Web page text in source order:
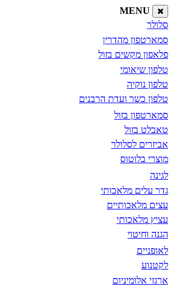
MENU
סלולר
סמארטפון מהדרין
פלאפון מקשים בזול
טלפון שיאומי
טלפון נוקיה
טלפון כשר ועדת הרבנים
סמארטפון בזול
טאבלט בזול
אביזרים לסלולר
מוצרי בלוטוס
לגינה
גדר עלים מלאכותי
עצים מלאכותיים
עציץ מלאכותי
הגנה וחיטוי
לאופניים
לקטנוע
ארגזי אלומיניום